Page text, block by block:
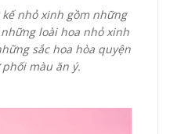
nhỏ xinh gồm những
loài hoa nhỏ xinh
sắc hoa hòa quyện
màu ăn ý.